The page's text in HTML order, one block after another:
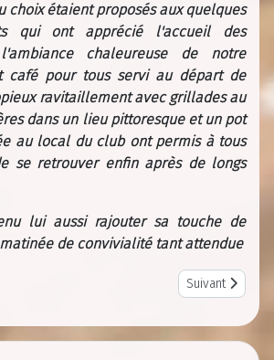
choix étaient proposés aux quelques
qui ont apprécié l'accueil des
chaleureuse de notre
café pour tous servi au départ de
ravitaillement avec grillades au
dans un lieu pittoresque et un pot
au local du club ont permis à tous
se retrouver enfin après de longs
lui aussi rajouter sa touche de
de convivialité tant attendue
café 12 fevrier 2023 Next article:
Suivant